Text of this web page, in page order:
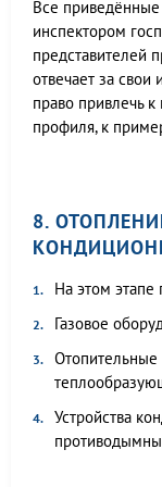
Все
инспектором
представителей
отвечает за
право привлечь
профиля, к
8.
На этом этапе
Газовое
Отопительные
Устройства